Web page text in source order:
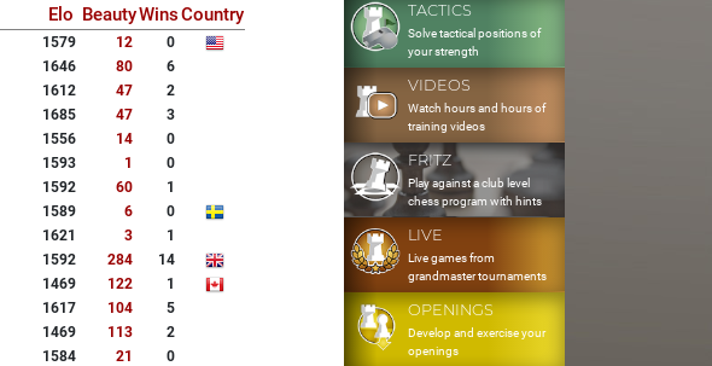
Elo BeautyWinsCountry
1579 12
0
1646 80
6
1612 47
2
1685 47
3
1556 14
0
1593 1
0
1592 60
1
1589 6
0
1621 3
1
1592 284
14
1469 122
1
1617 104
5
1469 113
2
1584 21
0
TACTICS
Solve tactical positions of
your strength
VIDEOS
Watch hours and hours of
training videos
FRITZ
Play against a club level
chess program with hints
LIVE
Live games from
grandmaster tournaments
OPENINGS
Develop and exercise your
openings